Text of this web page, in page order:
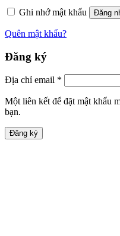
Ghi nhớ mật khẩu Đăng
Quên mật khẩu?
Đăng ký
Địa chỉ email *
Một liên kết để đặt mật khẩu
bạn.
Đăng ký